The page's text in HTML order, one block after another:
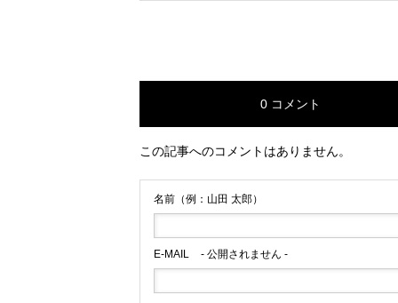
0 コメント
この記事へのコメントはありません。
名前（例：山田 太郎）
E-MAIL - 公開されません -